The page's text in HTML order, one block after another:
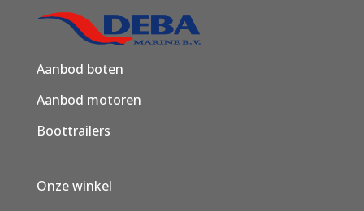
Aanbod boten
Aanbod motoren
Boottrailers
Onze winkel